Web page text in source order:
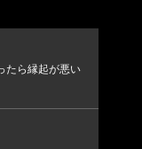
たら縁起が悪い